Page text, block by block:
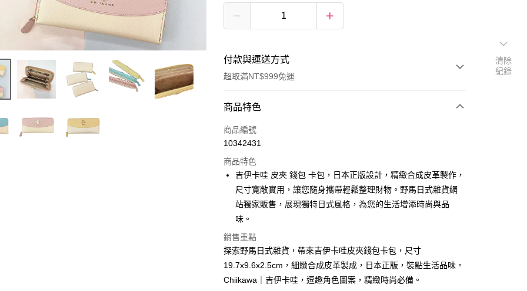
付款與運送方式
超取滿NT$999免運
付款方式
信用卡一次付款
3 期 0 利率 每期 NT$365 21家銀行
合作金庫商業銀行
第一商業銀行
華南商業銀行
彰化商業銀行
國泰世華商業銀行
臺灣中小企業銀行
匯豐（台灣）商業銀行
華泰商業銀行
聯邦商業銀行
遠東國際商業銀行
玉山商業銀行
星展（台灣）商業銀行
超商取貨付款
Apple Pay
街口支付
悠遊付
商品特色
商品編號
10342431
商品特色
吉伊卡哇 皮夾 錢包 卡包，日本正版設計，精緻合成皮革製作，
尺寸寬敞實用，讓您隨身攜帶輕鬆整理財物。野馬日式雜貨網
站獨家販售，展現獨特日式風格，為您的生活增添時尚與品
味。
銷售重點
探索野馬日式雜貨，帶來吉伊卡哇皮夾錢包卡包，尺寸
19.7x9.6x2.5cm，細緻合成皮革製成，日本正版，裝點生活品味。
Chiikawa｜吉伊卡哇，逗趣角色圖案，精緻時尚必備。
清除
紀錄